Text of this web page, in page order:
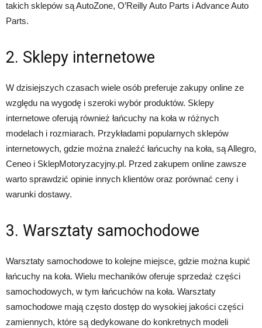
takich sklepów są AutoZone, O’Reilly Auto Parts i Advance Auto
Parts.
2. Sklepy internetowe
W dzisiejszych czasach wiele osób preferuje zakupy online ze
względu na wygodę i szeroki wybór produktów. Sklepy
internetowe oferują również łańcuchy na koła w różnych
modelach i rozmiarach. Przykładami popularnych sklepów
internetowych, gdzie można znaleźć łańcuchy na koła, są Allegro,
Ceneo i SklepMotoryzacyjny.pl. Przed zakupem online zawsze
warto sprawdzić opinie innych klientów oraz porównać ceny i
warunki dostawy.
3. Warsztaty samochodowe
Warsztaty samochodowe to kolejne miejsce, gdzie można kupić
łańcuchy na koła. Wielu mechaników oferuje sprzedaż części
samochodowych, w tym łańcuchów na koła. Warsztaty
samochodowe mają często dostęp do wysokiej jakości części
zamiennych, które są dedykowane do konkretnych modeli